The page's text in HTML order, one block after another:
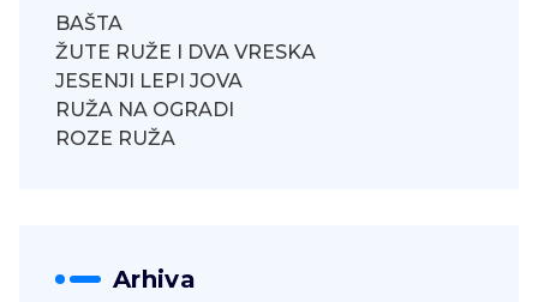
BAŠTA
ŽUTE RUŽE I DVA VRESKA
JESENJI LEPI JOVA
RUŽA NA OGRADI
ROZE RUŽA
Arhiva